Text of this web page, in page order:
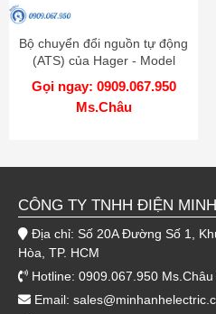
Bộ chuyển đổi nguồn tự động
(ATS) của Hager - Model
HIC402S
Gọi ngay: 0909.067.950
Ms.Châu
CÔNG TY TNHH ĐIỆN
Địa chỉ: Số 20A Đường Số 1,
Hòa, TP. HCM
Hotline: 0909.067.950 Ms.Châu
Email: